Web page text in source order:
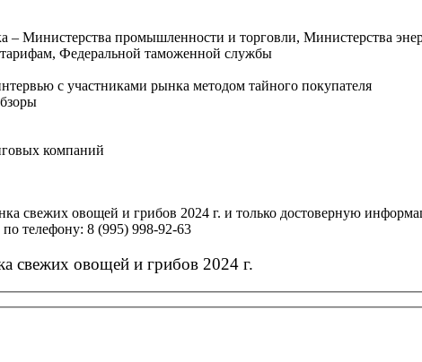
– Министерства промышленности и торговли, Министерства
Федеральной таможенной службы
с участниками рынка методом тайного покупателя
компаний
свежих овощей и грибов 2024 г. и только достоверную
по телефону: 8 (995) 998-92-63
свежих овощей и грибов 2024 г.